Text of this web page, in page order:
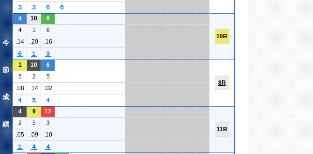
３
３ ６ ６
4 10 9
10R
4 1
6
.14
.20
.16
６
１ ３
1 10 6
8R
5 2
5
.08
.14
.02
４
５ ４
4 9 12
11R
2 5
3
.05
.09
.10
１
４ ４
今
節
成
績